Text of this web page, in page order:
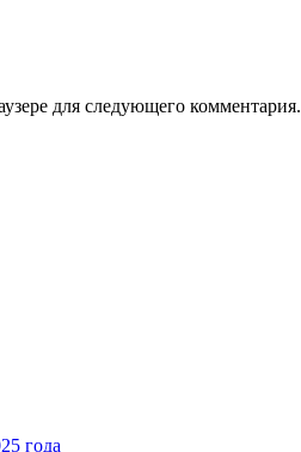
для следующего комментария.
года